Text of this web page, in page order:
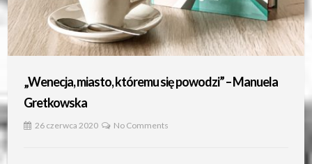
„Wenecja, miasto, któremu się powodzi” – Manuela
Gretkowska
26 czerwca 2020 No Comments